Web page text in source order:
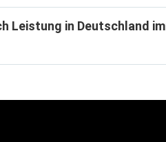
Leistung in Deutschland